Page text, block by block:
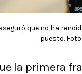
que no ha
puesto.
la primera